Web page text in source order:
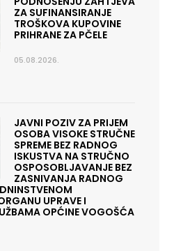
ZA SUFINANSIRANJE
TROŠKOVA KUPOVINE
PRIHRANE ZA PČELE
05.08.2026.
JAVNI POZIV ZA PRIJEM
OSOBA VISOKE STRUČNE
SPREME BEZ RADNOG
ISKUSTVA NA STRUČNO
OSPOSOBLJAVANJE BEZ
ZASNIVANJA RADNOG
UPRAVE I
OPĆINE VOGOŠĆA